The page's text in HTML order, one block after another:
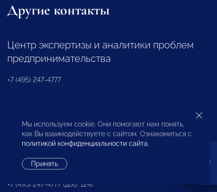
Другие контакты
Центр экспертизы и аналитики проблем
предпринимательства
+7 (495) 247-4777
+7 (495) 247-4777 (доб. 116, 117)
Ассоциация «НП «ОПОРА»
+7 (495) 247-4777 (доб. 124)
Мы используем cookie. Они помогают нам понять,
как Вы взаимодействуете с сайтом. Ознакомиться с
политикой конфиденциальности сайта.
Принять